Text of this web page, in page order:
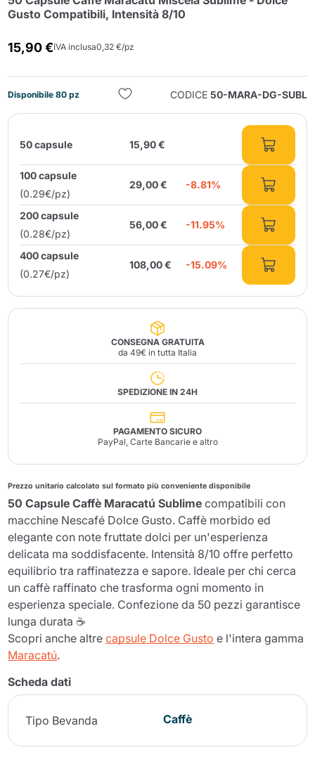
Gusto Compatibili, Intensità 8/10
15,90 €IVA inclusa0,32 €/pz
Disponibile 80 pz CODICE 50-MARA-DG-SUBL
50 capsule 15,90 €
100 capsule
(0.29€/pz)
29,00 € -8.81%
200 capsule
(0.28€/pz)
56,00 € -11.95%
400 capsule
(0.27€/pz)
108,00 € -15.09%
CONSEGNA GRATUITA
da 49€ in tutta Italia
SPEDIZIONE IN 24H
PAGAMENTO SICURO
PayPal, Carte Bancarie e altro
Prezzo unitario calcolato sul formato più conveniente disponibile
50 Capsule Caffè Maracatú Sublime compatibili con
macchine Nescafé Dolce Gusto. Caffè morbido ed
elegante con note fruttate dolci per un'esperienza
delicata ma soddisfacente. Intensità 8/10 offre perfetto
equilibrio tra raffinatezza e sapore. Ideale per chi cerca
un caffè raffinato che trasforma ogni momento in
esperienza speciale. Confezione da 50 pezzi garantisce
lunga durata ☕
Scopri anche altrecapsule Dolce Gusto e l'intera gamma
Maracatú.
Scheda dati
Tipo Bevanda Caffè